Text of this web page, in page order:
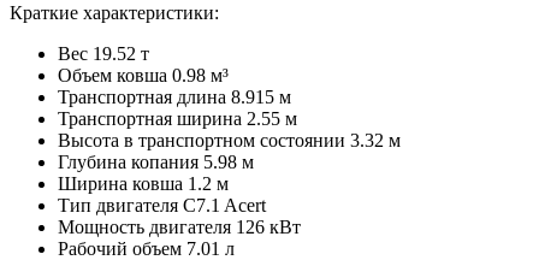
Краткие характеристики:
Вес 19.52 т
Объем ковша 0.98 м³
Транспортная длина 8.915 м
Транспортная ширина 2.55 м
Высота в транспортном cостоянии 3.32 м
Глубина копания 5.98 м
Ширина ковша 1.2 м
Тип двигателя C7.1 Acert
Мощность двигателя 126 кВт
Рабочий объем 7.01 л